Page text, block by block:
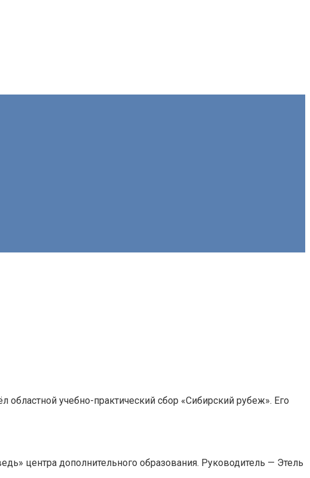
учебно-практический сбор «Сибирский рубеж». Его
центра дополнительного образования. Руководитель — Этель